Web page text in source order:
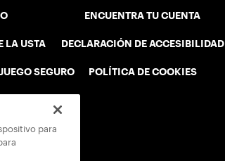
LA USTA
SEGURO
ENCUENTRA TU CUENTA
DECLARACIÓN DE ACCESIBILIDAD
POLÍTICA DE COOKIES
para